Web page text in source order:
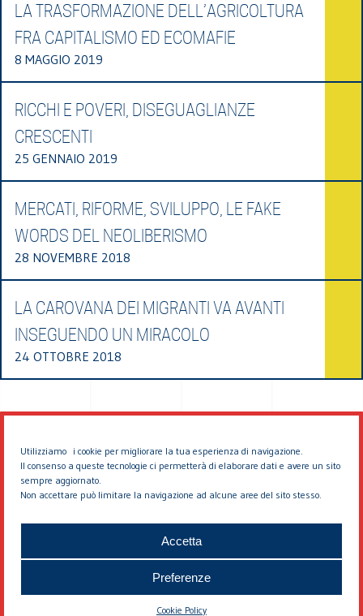
Utilizziamo i cookie per migliorare la tua esperienza di navigazione.
Il consenso a queste tecnologie ci permetterà di elaborare dati e avere un sito
sempre aggiornato.
Non accettare può limitare la navigazione ad alcune aree del sito stesso.
Accetta
Preferenze
Cookie Policy
LA TRASFORMAZIONE DELL’AGRICOLTURA
FRA CAPITALISMO ED ECOMAFIE
8 MAGGIO 2019
RICCHI E POVERI, DISEGUAGLIANZE
CRESCENTI
25 GENNAIO 2019
MERCATI, RIFORME, SVILUPPO, LE FAKE
WORDS DEL NEOLIBERISMO
28 NOVEMBRE 2018
LA CAROVANA DEI MIGRANTI VA AVANTI
INSEGUENDO UN MIRACOLO
24 OTTOBRE 2018
© 2026 EDDYBURG